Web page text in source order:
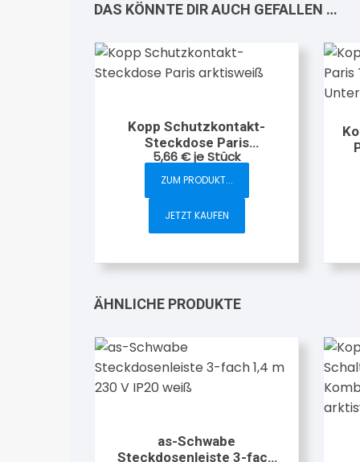
DAS KÖNNTE DIR AUCH GEFALLEN …
Kopp Schutzkontakt-
Steckdose Paris
arktisweiß
5,66€je Stück
ZUM PRODUKT...
JETZT KAUFEN
ÄHNLICHE PRODUKTE
as-Schwabe
Steckdosenleiste 3-fach